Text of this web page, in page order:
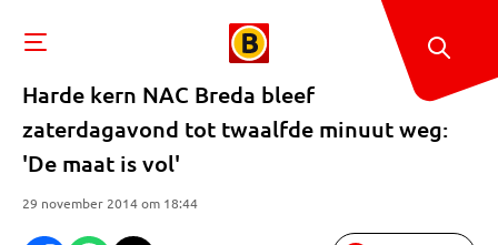
Harde kern NAC Breda bleef
zaterdagavond tot twaalfde minuut weg:
'De maat is vol'
29 november 2014 om 18:44